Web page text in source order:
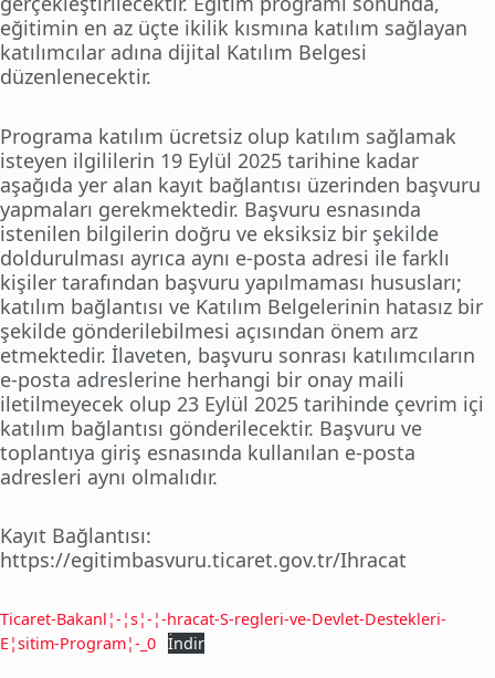
eğitimin en az üçte ikilik kısmına katılım sağlayan
katılımcılar adına dijital Katılım Belgesi
düzenlenecektir.
Programa katılım ücretsiz olup katılım sağlamak
isteyen ilgililerin 19 Eylül 2025 tarihine kadar
aşağıda yer alan kayıt bağlantısı üzerinden başvuru
yapmaları gerekmektedir. Başvuru esnasında
istenilen bilgilerin doğru ve eksiksiz bir şekilde
doldurulması ayrıca aynı e-posta adresi ile farklı
kişiler tarafından başvuru yapılmaması hususları;
katılım bağlantısı ve Katılım Belgelerinin hatasız bir
şekilde gönderilebilmesi açısından önem arz
etmektedir. İlaveten, başvuru sonrası katılımcıların
e-posta adreslerine herhangi bir onay maili
iletilmeyecek olup 23 Eylül 2025 tarihinde çevrim içi
katılım bağlantısı gönderilecektir. Başvuru ve
toplantıya giriş esnasında kullanılan e-posta
adresleri aynı olmalıdır.
Kayıt Bağlantısı:
https://egitimbasvuru.ticaret.gov.tr/Ihracat
Ticaret-Bakanl¦-¦s¦-¦-hracat-S-regleri-ve-Devlet-Destekleri-
E¦sitim-Program¦-_0 İndir